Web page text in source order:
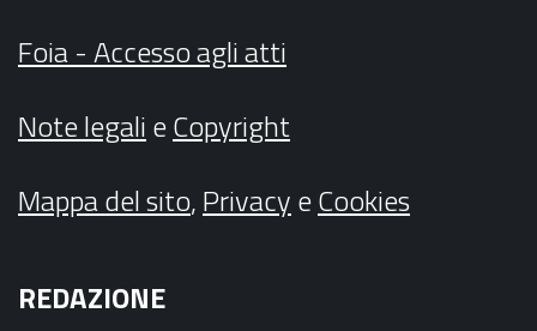
Foia - Accesso agli atti
Note legalieCopyright
Mappa del sito,PrivacyeCookies
REDAZIONE